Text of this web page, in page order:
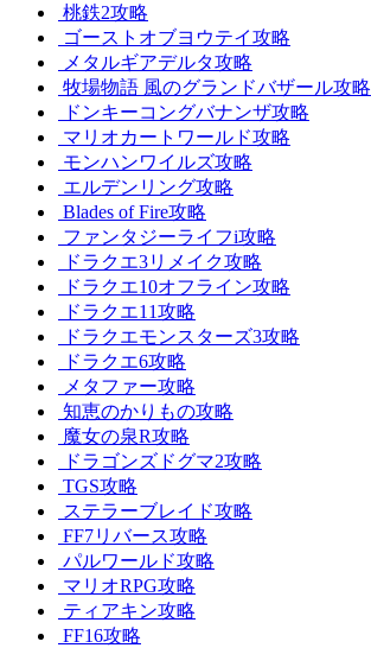
桃鉄2攻略
ゴーストオブヨウテイ攻略
メタルギアデルタ攻略
牧場物語 風のグランドバザール攻略
ドンキーコングバナンザ攻略
マリオカートワールド攻略
モンハンワイルズ攻略
エルデンリング攻略
Blades of Fire攻略
ファンタジーライフi攻略
ドラクエ3リメイク攻略
ドラクエ10オフライン攻略
ドラクエ11攻略
ドラクエモンスターズ3攻略
ドラクエ6攻略
メタファー攻略
知恵のかりもの攻略
魔女の泉R攻略
ドラゴンズドグマ2攻略
TGS攻略
ステラーブレイド攻略
FF7リバース攻略
パルワールド攻略
マリオRPG攻略
ティアキン攻略
FF16攻略